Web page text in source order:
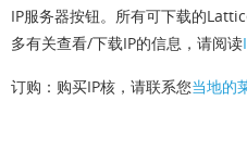
IP服务器按钮。所有可下载的
多有关查看/下载IP的信息，请阅读
订购：购买IP核，请联系您当地的